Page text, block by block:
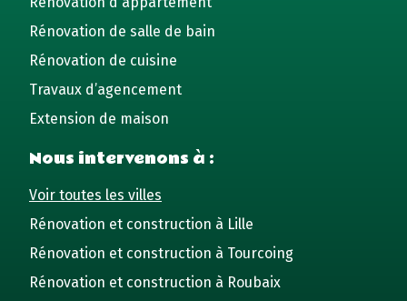
Rénovation de salle de bain
Rénovation de cuisine
Travaux d’agencement
Extension de maison
Nous intervenons à :
Voir toutes les villes
Rénovation et construction à Lille
Rénovation et construction à Tourcoing
Rénovation et construction à Roubaix